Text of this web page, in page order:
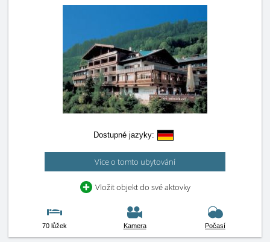
Dostupné jazyky:
Více o tomto ubytování
Vložit objekt do své aktovky
70 lůžek Kamera Počasí